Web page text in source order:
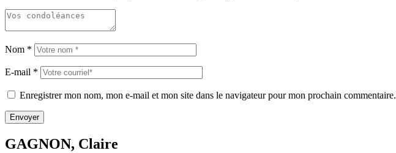
Nom *
E-mail *
Enregistrer mon nom, mon e-mail et mon site dans le navigateur pour mon prochain commentaire.
GAGNON, Claire